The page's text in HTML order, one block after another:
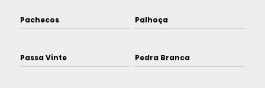
Pachecos Palhoça
Passa Vinte Pedra Branca